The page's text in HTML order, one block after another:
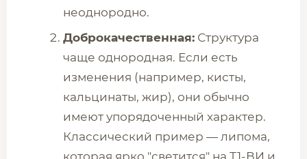
неоднородно.
Доброкачественная: Структура
чаще однородная. Если есть
изменения (например, кисты,
кальцинаты, жир), они обычно
имеют упорядоченный характер.
Классический пример — липома,
которая ярко "светится" на Т1-ВИ и